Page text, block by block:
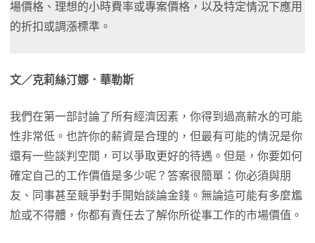
場價格、理想的小時費率或專案價格，以及特定情況下應用
的折扣或調漲標準。
文／克莉絲汀娜．華勒斯
我們在第一部討論了所有經濟因素，你得到過高薪水的可能
性非常低。也許你的薪資是合理的，但最有可能的情況是你
還有一些談判空間，可以爭取更好的待遇。但是，你要如何
確定自己的工作價值是多少呢？答案很簡單：你必須與朋
友、同事甚至競爭對手開始談論金錢。無論這可能有多麼尷
尬或不得體，你都有責任去了解你所從事工作的市場價值。